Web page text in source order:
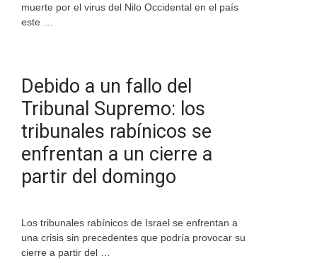
muerte por el virus del Nilo Occidental en el país
este …
Debido a un fallo del
Tribunal Supremo: los
tribunales rabínicos se
enfrentan a un cierre a
partir del domingo
Los tribunales rabínicos de Israel se enfrentan a
una crisis sin precedentes que podría provocar su
cierre a partir del …